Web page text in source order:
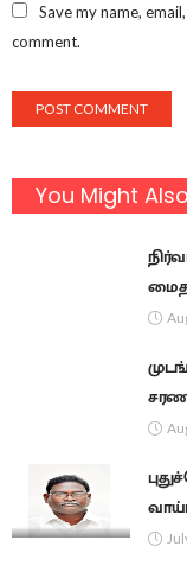
Save my name,
comment.
You Might